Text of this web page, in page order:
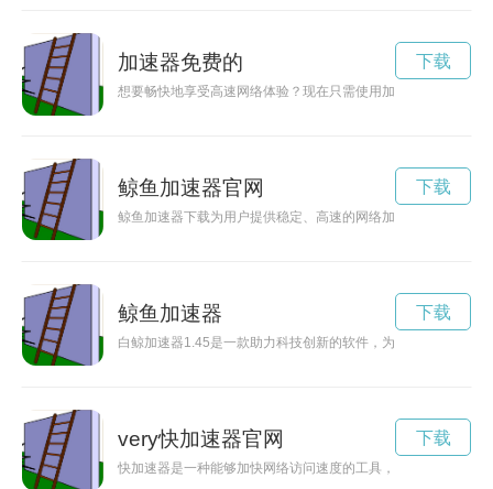
加速器免费的
想要畅快地享受高速网络体验？现在只需使用加速器，即可获
下载
鲸鱼加速器官网
鲸鱼加速器下载为用户提供稳定、高速的网络加速服务，让您
下载
鲸鱼加速器
白鲸加速器1.45是一款助力科技创新的软件，为企业提供了新
下载
very快加速器官网
快加速器是一种能够加快网络访问速度的工具，可以有效解决
下载